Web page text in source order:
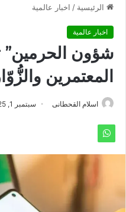
الرئيسية / اخبار عالمية
اخبار عالمية
شؤون الحرمين”
المعتمرين
اسلام القحطانى سبتمبر 1, 2025